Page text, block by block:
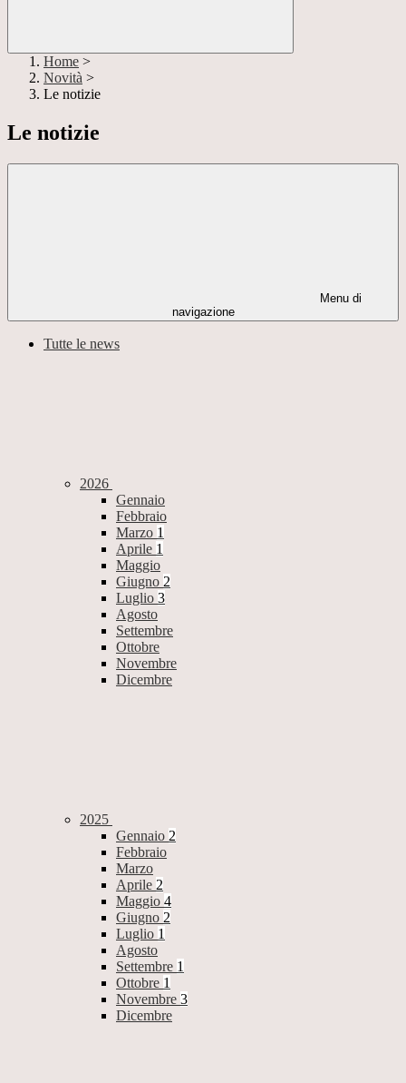
Home >
Novità >
Le notizie
Le notizie
Menu di
navigazione
Tutte le news
2026
Gennaio
Febbraio
Marzo 1
Aprile 1
Maggio
Giugno 2
Luglio 3
Agosto
Settembre
Ottobre
Novembre
Dicembre
2025
Gennaio 2
Febbraio
Marzo
Aprile 2
Maggio 4
Giugno 2
Luglio 1
Agosto
Settembre 1
Ottobre 1
Novembre 3
Dicembre